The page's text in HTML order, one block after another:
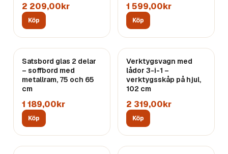
2 209,00kr
Köp
1 599,00kr
Köp
Satsbord glas 2 delar
– soffbord med
metallram, 75 och 65
cm
1 189,00kr
Köp
Verktygsvagn med
lådor 3-i-1 –
verktygsskåp på hjul,
102 cm
2 319,00kr
Köp